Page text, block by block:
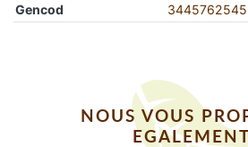
Gencod
NOUS VOUS